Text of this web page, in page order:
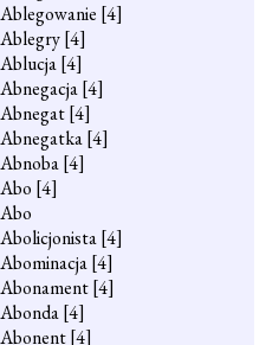
Ablegowanie [4]
Ablegry[4]
Ablucja[4]
Abnegacja[4]
Abnegat[4]
Abnegatka[4]
Abnoba[4]
Abo [4]
Abo
Abolicjonista[4]
Abominacja[4]
Abonament[4]
Abonda[4]
Abonent[4]